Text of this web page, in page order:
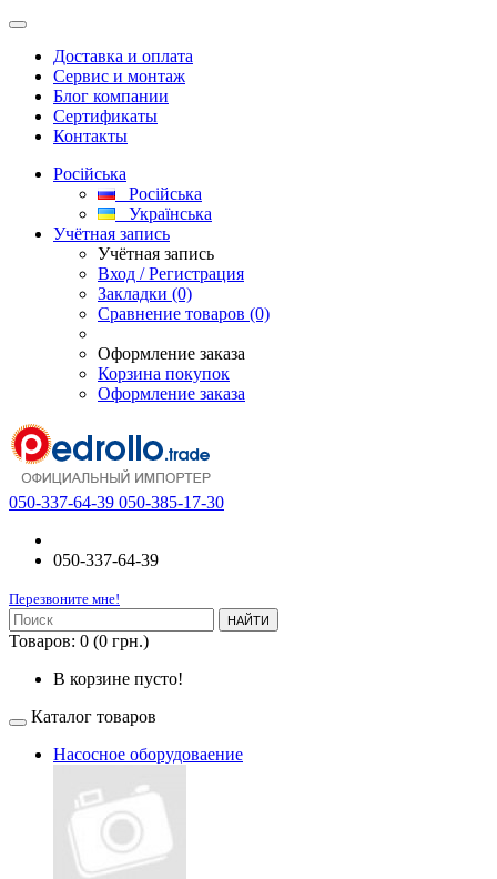
Доставка и оплата
Сервис и монтаж
Блог компании
Сертификаты
Контакты
Російська
Російська
Українська
Учётная запись
Учётная запись
Вход / Регистрация
Закладки (0)
Сравнение товаров (0)
Оформление заказа
Корзина покупок
Оформление заказа
050-337-64-39 050-385-17-30
050-337-64-39
Перезвоните мне!
НАЙТИ
Товаров: 0 (0 грн.)
В корзине пусто!
Каталог товаров
Насосное оборудоваение